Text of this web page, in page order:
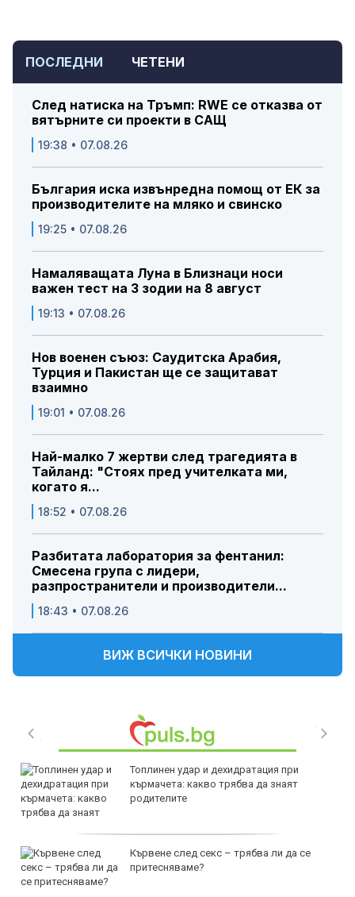
ПОСЛЕДНИ ЧЕТЕНИ
След натиска на Тръмп: RWE се отказва от
вятърните си проекти в САЩ
19:38 • 07.08.26
България иска извънредна помощ от ЕК за
производителите на мляко и свинско
19:25 • 07.08.26
Намаляващата Луна в Близнаци носи
важен тест на 3 зодии на 8 август
19:13 • 07.08.26
Нов военен съюз: Саудитска Арабия,
Турция и Пакистан ще се защитават
взаимно
19:01 • 07.08.26
Най-малко 7 жертви след трагедията в
Тайланд: "Стоях пред учителката ми,
когато я...
18:52 • 07.08.26
Разбитата лаборатория за фентанил:
Смесена група с лидери,
разпространители и производители...
18:43 • 07.08.26
ВИЖ ВСИЧКИ НОВИНИ
Топлинен удар и дехидратация при
кърмачета: какво трябва да знаят
родителите
Кървене след секс – трябва ли да се
притесняваме?